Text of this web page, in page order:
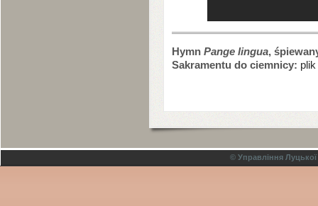
Hymn Pange lingua,
Sakramentu do ciemnicy:
© Управління Луцької